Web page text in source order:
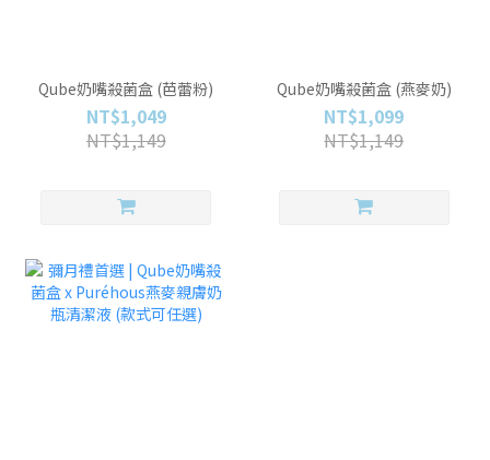
Qube奶嘴殺菌盒 (芭蕾粉)
NT$1,049
NT$1,149
Qube奶嘴殺菌盒 (燕麥奶)
NT$1,099
NT$1,149